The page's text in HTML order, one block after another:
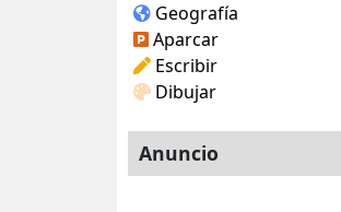
Geografía
Aparcar
Escribir
Dibujar
Anuncio